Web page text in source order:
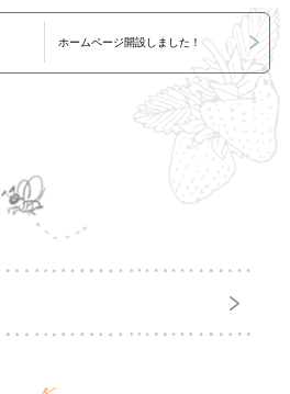
ホームページ開設しました！